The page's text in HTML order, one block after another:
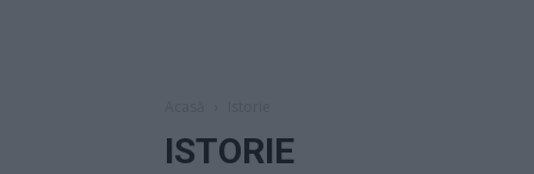
ISTORIE